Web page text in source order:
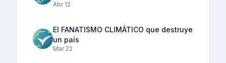
Abr 12
El FANATISMO CLIMÁTICO que destruye
un país
Mar 22